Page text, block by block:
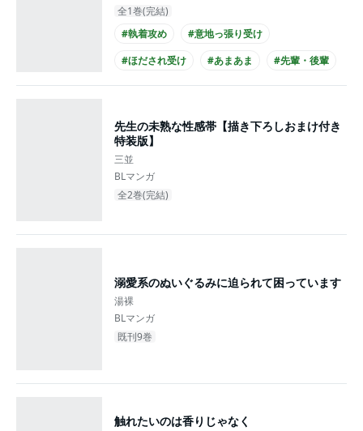
全1巻(完結)
#執着攻め
#意地っ張り受け
#ほだされ受け
#あまあま
#先輩・後輩
#20代攻め
#20代受け #実写化
先生の未熟な性感帯【描き下ろしおまけ付き
特装版】
三並
BLマンガ
全2巻(完結)
溺愛系のぬいぐるみに迫られて困っています
湯裸
BLマンガ
既刊9巻
触れたいのは香りじゃなく